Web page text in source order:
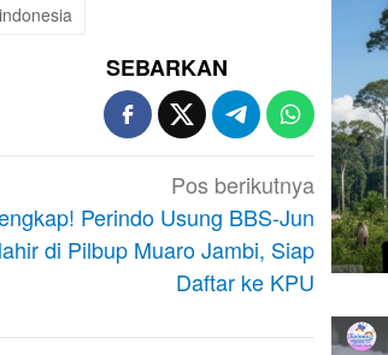
SEBARKAN
Pos berikutnya
Perindo Usung BBS-Jun
di Pilbup Muaro Jambi, Siap
Daftar ke KPU